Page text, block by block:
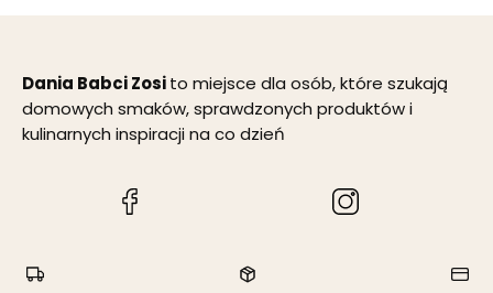
Dania Babci Zosito miejsce dla osób, które szukają
domowych smaków, sprawdzonych produktów i
kulinarnych inspiracji na co dzień
(Otwiera